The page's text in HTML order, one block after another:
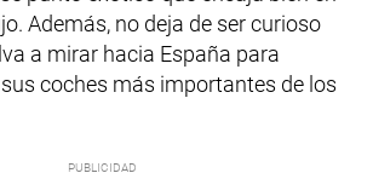
Además, no deja de ser curioso
a mirar hacia España para
coches más importantes de los